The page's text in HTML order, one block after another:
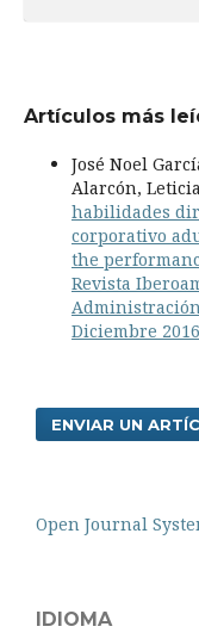
Artículos más
José Noel
Alarcón,
habilidades
corporativo
the
Revista
Diciembre 2016
ENVIAR UN
Open Journal
IDIOMA